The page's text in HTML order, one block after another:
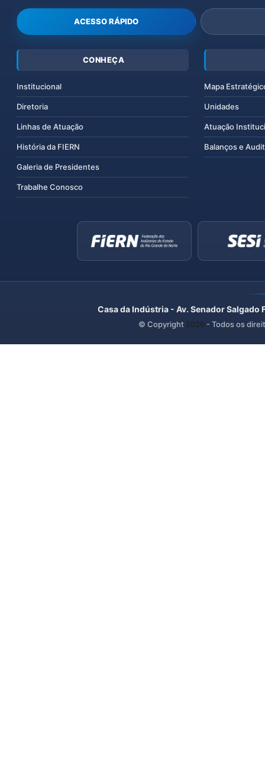
ACESSO RÁPIDO
CONHEÇA
Institucional
Diretoria
Linhas de Atuação
História da FIERN
Galeria de Presidentes
Trabalhe Conosco
Mapa
Unidades
Atuação
Balanços e
Casa da Indústria - Av. Senador
© Copyright 2026 - Todos os